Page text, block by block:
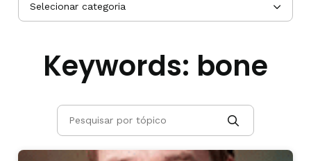
Selecionar categoria
Keywords: bone